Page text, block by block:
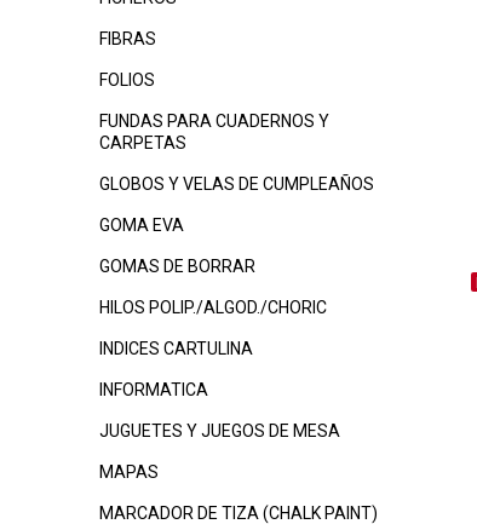
FIBRAS
FOLIOS
FUNDAS PARA CUADERNOS Y
CARPETAS
GLOBOS Y VELAS DE CUMPLEAÑOS
GOMA EVA
GOMAS DE BORRAR
HILOS POLIP./ALGOD./CHORIC
INDICES CARTULINA
INFORMATICA
JUGUETES Y JUEGOS DE MESA
MAPAS
MARCADOR DE TIZA (CHALK PAINT)